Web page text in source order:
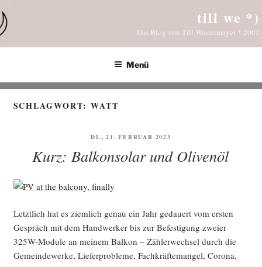
Inhalt
springen
till we *)
Das Blog von Till Westermayer * 2002
Menü
SCHLAGWORT:WATT
VERÖFFENTLICHT
DI., 21. FEBRUAR 2023
Kurz: Balkonsolar und Olivenöl
Letzt­lich hat es ziem­lich genau ein Jahr gedau­ert vom ers­ten
Gespräch mit dem Hand­wer­ker bis zur Befes­ti­gung zwei­er
325W-Modu­le an mei­nem Bal­kon – Zäh­ler­wech­sel durch die
Gemein­de­wer­ke, Lie­fer­pro­ble­me, Fach­kräf­te­man­gel, Coro­na,